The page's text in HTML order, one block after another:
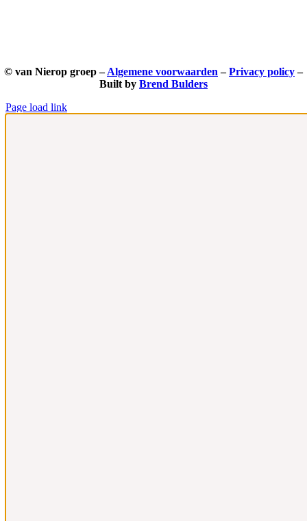
© van Nierop groep –Algemene voorwaarden –Privacy policy–
Built by Brend Bulders
Page load link
Ga